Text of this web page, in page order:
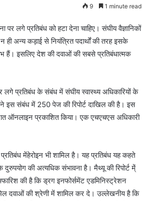
9 1 minute read
लगे प्रतिबंध को हटा देना चाहिए। संघीय वैज्ञानिकों
ही अन्य कड़ाई से नियंत्रित पदार्थों की तरह इसके
हैं। इसलिए देश की दवाओं की सबसे प्रतिबंधात्मक
लगे प्रतिबंध के संबंध में संघीय स्वास्थ्य अधिकारियों के
इस संबंध में 250 पेज की रिपोर्ट दाखिल की है। इस
ऑनलाइन प्रकाशित किया। एक एचएचएस अधिकारी
मेंहेरोइन भी शामिल है। यह प्रतिबंध यह कहते
की अत्यधिक संभावना है। मैथ्यू की रिपोर्ट मे्ं
की है कि ड्रग इनफोर्समेंट एडमिनिस्ट्रेशन
दवाओं की श्रेणी में शामिल कर दे। उल्लेखनीय है कि